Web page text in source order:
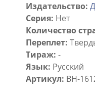
Издательство:
Серия: Нет
Количество
Переплет:
Тираж: -
Язык: Русский
Артикул: BH-